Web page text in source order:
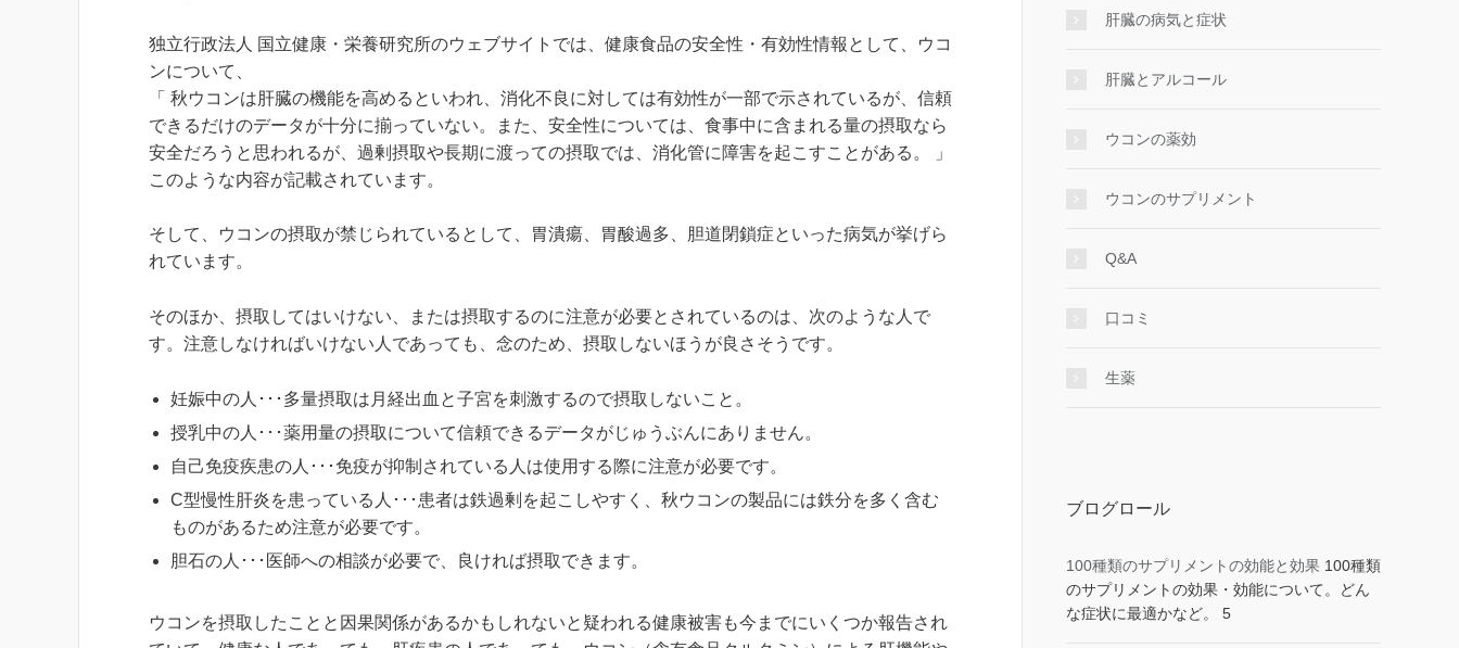
独立行政法人 国立健康・栄養研究所のウェブサイトでは、健康食品の安全性・有効性情報として、ウコ
ンについて、
「 秋ウコンは肝臓の機能を高めるといわれ、消化不良に対しては有効性が一部で示されているが、信頼
できるだけのデータが十分に揃っていない。また、安全性については、食事中に含まれる量の摂取なら
安全だろうと思われるが、過剰摂取や長期に渡っての摂取では、消化管に障害を起こすことがある。 」
このような内容が記載されています。
そして、ウコンの摂取が禁じられているとして、胃潰瘍、胃酸過多、胆道閉鎖症といった病気が挙げら
れています。
そのほか、摂取してはいけない、または摂取するのに注意が必要とされているのは、次のような人で
す。注意しなければいけない人であっても、念のため、摂取しないほうが良さそうです。
妊娠中の人･･･多量摂取は月経出血と子宮を刺激するので摂取しないこと。
授乳中の人･･･薬用量の摂取について信頼できるデータがじゅうぶんにありません。
自己免疫疾患の人･･･免疫が抑制されている人は使用する際に注意が必要です。
C型慢性肝炎を患っている人･･･患者は鉄過剰を起こしやすく、秋ウコンの製品には鉄分を多く含む
ものがあるため注意が必要です。
胆石の人･･･医師への相談が必要で、良ければ摂取できます。
ウコンを摂取したことと因果関係があるかもしれないと疑われる健康被害も今までにいくつか報告され
肝臓の病気と症状
肝臓とアルコール
ウコンの薬効
ウコンのサプリメント
Q&A
口コミ
生薬
ブログロール
100種類のサプリメントの効能と効果 100種類
のサプリメントの効果・効能について。どん
な症状に最適かなど。 5